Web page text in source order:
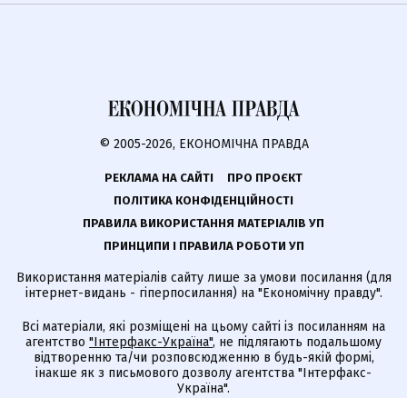
© 2005-2026, ЕКОНОМІЧНА ПРАВДА
РЕКЛАМА НА САЙТІ
ПРО ПРОЄКТ
ПОЛІТИКА КОНФІДЕНЦІЙНОСТІ
ПРАВИЛА ВИКОРИСТАННЯ МАТЕРІАЛІВ УП
ПРИНЦИПИ І ПРАВИЛА РОБОТИ УП
Використання матеріалів сайту лише за умови посилання (для
інтернет-видань - гіперпосилання) на "Економічну правду".
Всі матеріали, які розміщені на цьому сайті із посиланням на
агентство "Інтерфакс-Україна", не підлягають подальшому
відтворенню та/чи розповсюдженню в будь-якій формі,
інакше як з письмового дозволу агентства "Інтерфакс-
Україна".